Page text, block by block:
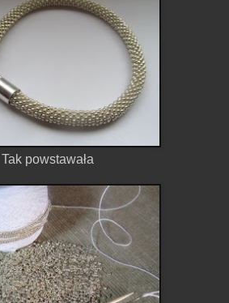
Tak powstawała